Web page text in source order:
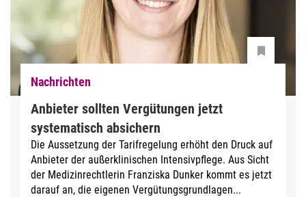
Nachrichten
Anbieter sollten Vergütungen jetzt
systematisch absichern
Die Aussetzung der Tarifregelung erhöht den Druck auf
Anbieter der außerklinischen Intensivpflege. Aus Sicht
der Medizinrechtlerin Franziska Dunker kommt es jetzt
darauf an, die eigenen Vergütungsgrundlagen...